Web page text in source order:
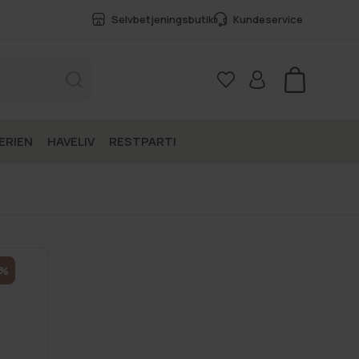
Selvbetjeningsbutik Kundeservice
Kurv
HAVELIV RESTPARTI